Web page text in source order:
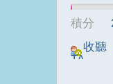
積分
收聽
TA